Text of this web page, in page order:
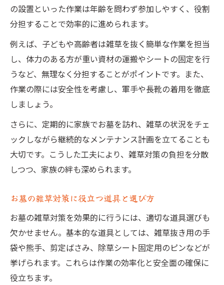
の設置といった作業は年齢を問わず参加しやすく、役割
分担することで効率的に進められます。
例えば、子どもや高齢者は雑草を抜く簡単な作業を担当
し、体力のある方が重い資材の運搬やシートの固定を行
うなど、無理なく分担することがポイントです。また、
作業の際には安全性を考慮し、軍手や長靴の着用を徹底
しましょう。
さらに、定期的に家族でお墓を訪れ、雑草の状況をチェ
ックしながら継続的なメンテナンス計画を立てることも
大切です。こうした工夫により、雑草対策の負担を分散
しつつ、家族の絆も深められます。
お墓の雑草対策に役立つ道具と選び方
お墓の雑草対策を効果的に行うには、適切な道具選びも
欠かせません。基本的な道具としては、雑草抜き用の手
袋や熊手、剪定ばさみ、除草シート固定用のピンなどが
挙げられます。これらは作業の効率化と安全面の確保に
役立ちます。